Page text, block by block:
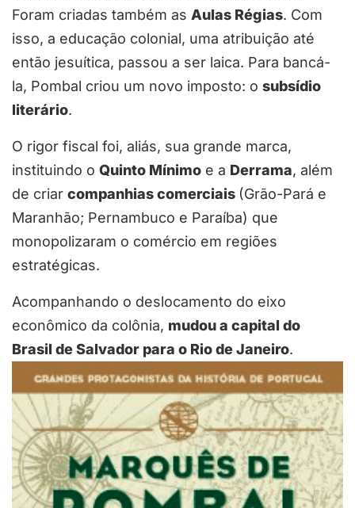
Foram criadas também as Aulas Régias. Com
isso, a educação colonial, uma atribuição até
então jesuítica, passou a ser laica. Para bancá-
la, Pombal criou um novo imposto: o subsídio
literário.
O rigor fiscal foi, aliás, sua grande marca,
instituindo o Quinto Mínimo e a Derrama, além
de criar companhias comerciais (Grão-Pará e
Maranhão; Pernambuco e Paraíba) que
monopolizaram o comércio em regiões
estratégicas.
Acompanhando o deslocamento do eixo
econômico da colônia, mudou a capital do
Brasil de Salvador para o Rio de Janeiro.